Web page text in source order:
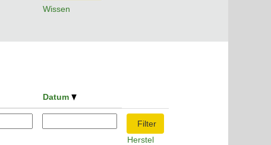
Wissen
Datum
Herstel